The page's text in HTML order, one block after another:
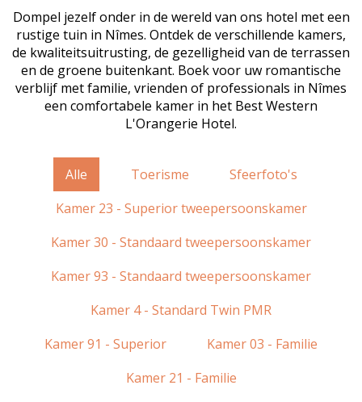
Dompel jezelf onder in de wereld van ons hotel met een
rustige tuin in Nîmes. Ontdek de verschillende kamers,
de kwaliteitsuitrusting, de gezelligheid van de terrassen
en de groene buitenkant. Boek voor uw romantische
verblijf met familie, vrienden of professionals in Nîmes
een comfortabele kamer in het Best Western
L'Orangerie Hotel.
Alle Toerisme
Sfeerfoto's
Kamer 23 - Superior tweepersoonskamer
Kamer 30 - Standaard tweepersoonskamer
Kamer 93 - Standaard tweepersoonskamer
Kamer 4 - Standard Twin PMR
Kamer 91 - Superior
Kamer 03 - Familie
Kamer 21 - Familie